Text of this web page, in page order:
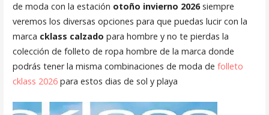
de moda con la estación otoño invierno 2026siempre
veremos los diversas opciones para que puedas lucir con la
marca cklass calzado para hombre y no te pierdas la
colección de folleto de ropa hombre de la marca donde
podrás tener la misma combinaciones de moda de folleto
cklass 2026para estos dias de sol y playa